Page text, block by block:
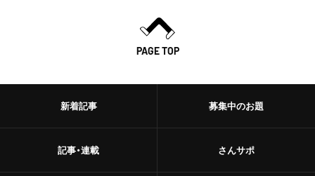
PAGE TOP
新着記事
記事・連載
募集中のお題
さんサポ